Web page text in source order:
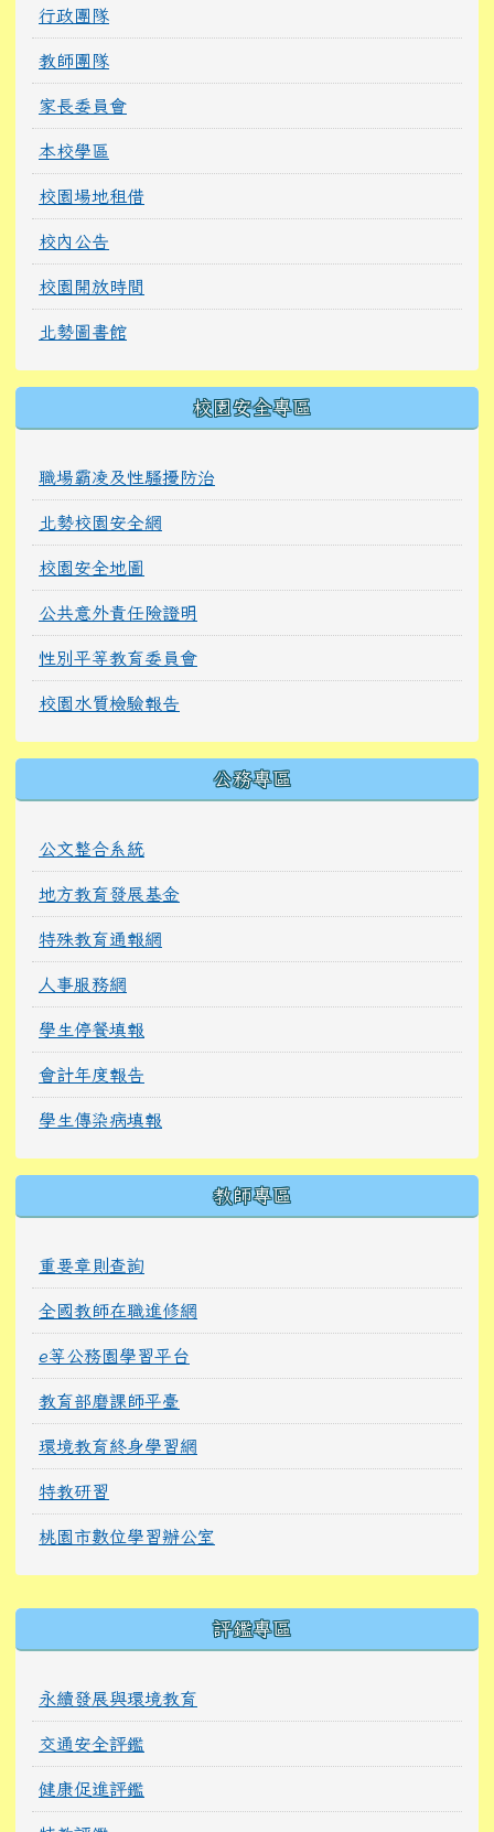
行政團隊
教師團隊
家長委員會
本校學區
校園場地租借
校內公告
校園開放時間
北勢圖書館
校園安全專區
職場霸凌及性騷擾防治
北勢校園安全網
校園安全地圖
公共意外責任險證明
性別平等教育委員會
校園水質檢驗報告
公務專區
公文整合系統
地方教育發展基金
特殊教育通報網
人事服務網
學生停餐填報
會計年度報告
學生傳染病填報
教師專區
重要章則查詢
全國教師在職進修網
e等公務園學習平台
教育部磨課師平臺
環境教育終身學習網
特教研習
桃園市數位學習辦公室
評鑑專區
永續發展與環境教育
交通安全評鑑
健康促進評鑑